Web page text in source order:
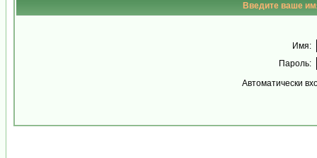
Введите ваше
Имя:
Пароль:
Автоматически